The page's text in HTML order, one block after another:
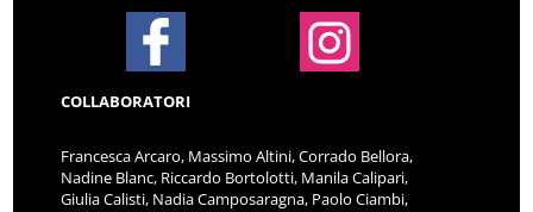
COLLABORATORI
Francesca Arcaro, Massimo Altini, Corrado Bellora,
Nadine Blanc, Riccardo Bortolotti, Manila Calipari,
Giulia Calisti, Nadia Camposaragna, Paolo Ciambi,